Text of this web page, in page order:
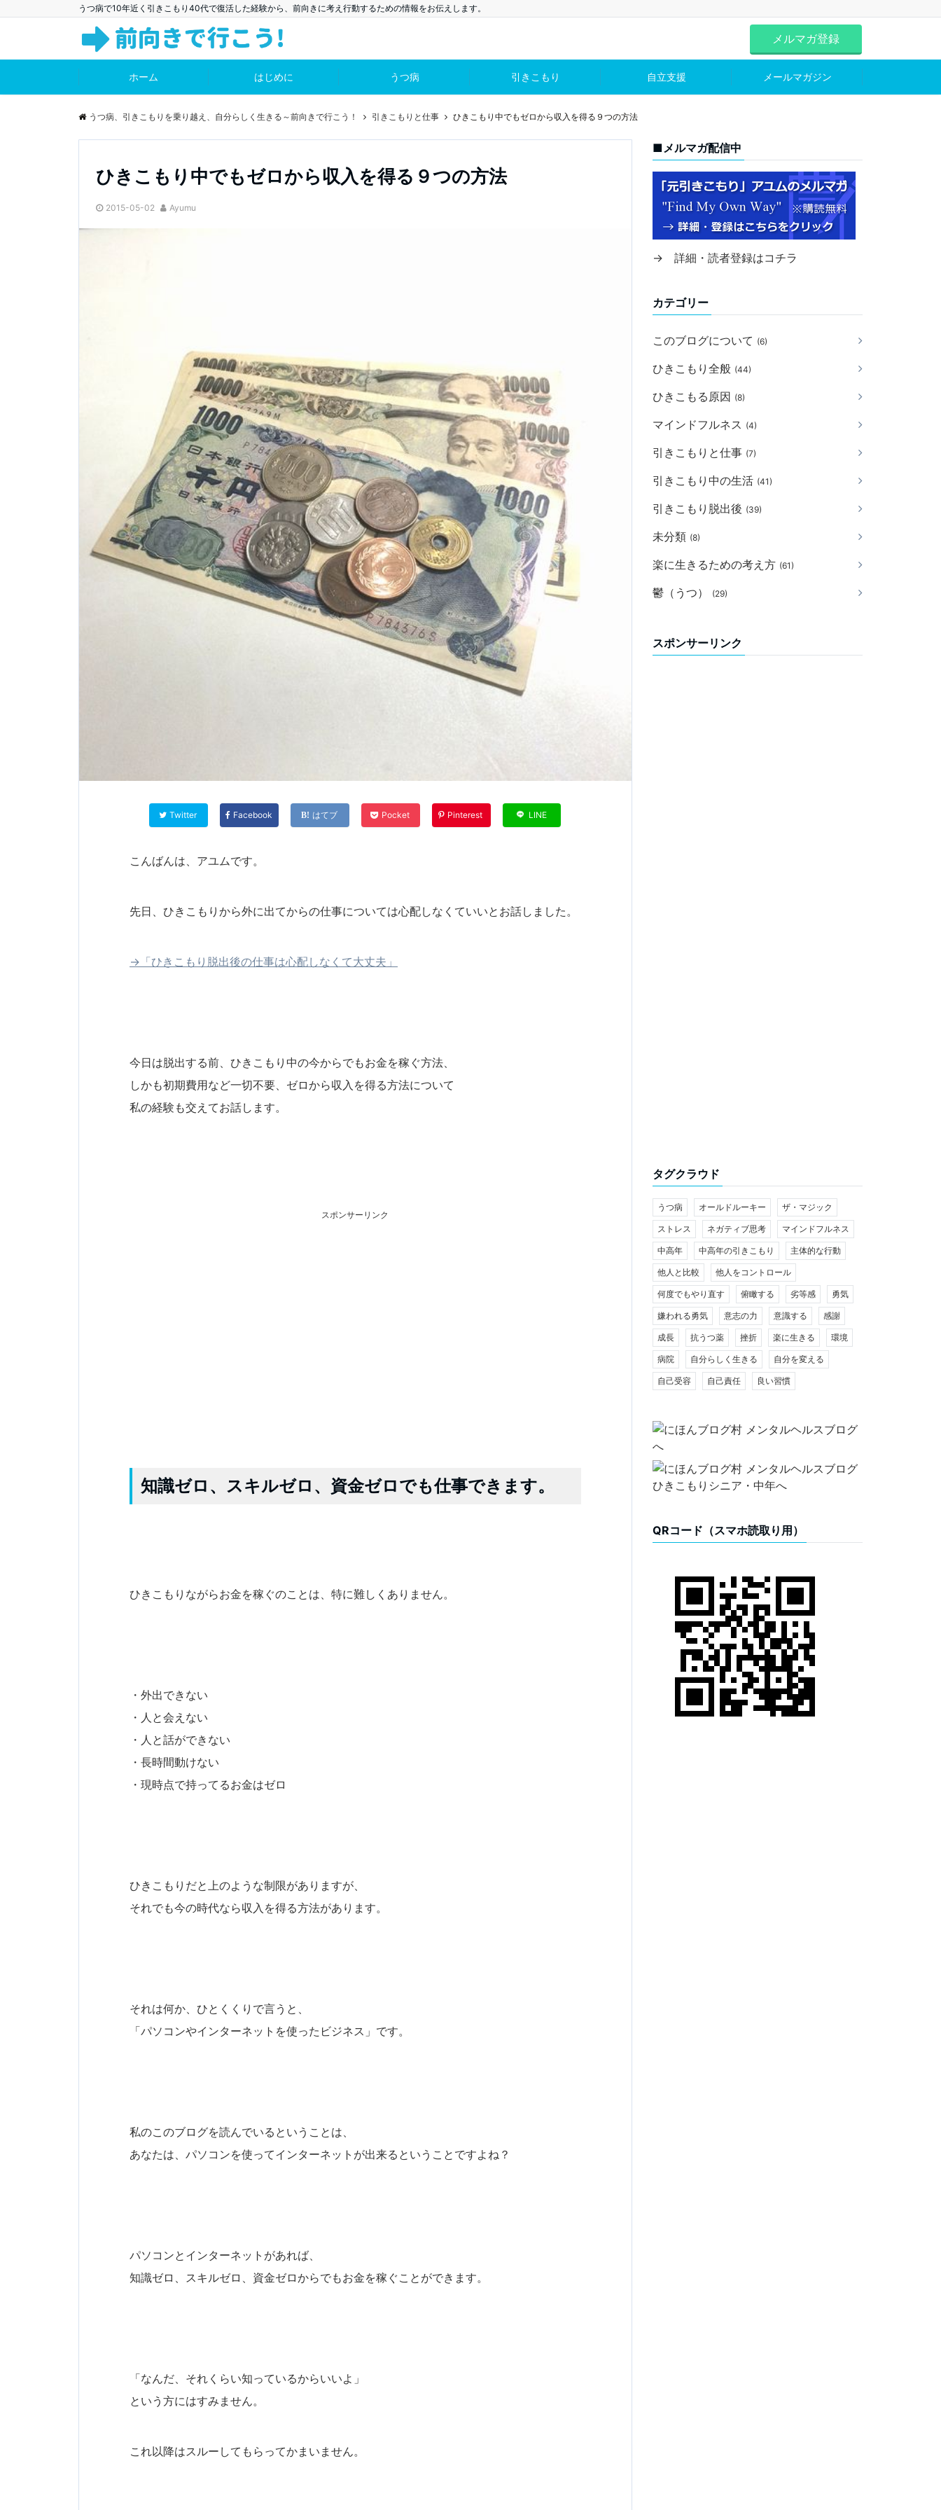
うつ病で10年近く引きこもり40代で復活した経験から、前向きに考え行動するための情報をお伝えします。
メルマガ登録
ホーム はじめに うつ病 引きこもり 自立支援 メールマガジン
うつ病、引きこもりを乗り越え、自分らしく生きる～前向きで行こう！ 引きこもりと仕事 ひきこもり中でもゼロから収入を得る９つの方法
ひきこもり中でもゼロから収入を得る９つの方法
2015-05-02 Ayumu
Twitter Facebook はてブ Pocket Pinterest LINE
こんばんは、アユムです。
先日、ひきこもりから外に出てからの仕事については心配しなくていいとお話しました。
→「ひきこもり脱出後の仕事は心配しなくて大丈夫」
今日は脱出する前、ひきこもり中の今からでもお金を稼ぐ方法、
しかも初期費用など一切不要、ゼロから収入を得る方法について
私の経験も交えてお話します。
スポンサーリンク
知識ゼロ、スキルゼロ、資金ゼロでも仕事できます。
ひきこもりながらお金を稼ぐのことは、特に難しくありません。
・外出できない
・人と会えない
・人と話ができない
・長時間動けない
・現時点で持ってるお金はゼロ
ひきこもりだと上のような制限がありますが、
それでも今の時代なら収入を得る方法があります。
それは何か、ひとくくりで言うと、
「パソコンやインターネットを使ったビジネス」です。
私のこのブログを読んでいるということは、
あなたは、パソコンを使ってインターネットが出来るということですよね？
パソコンとインターネットがあれば、
知識ゼロ、スキルゼロ、資金ゼロからでもお金を稼ぐことができます。
「なんだ、それくらい知っているからいいよ」
という方にはすみません。
これ以降はスルーしてもらってかまいません。
■メルマガ配信中
→ 詳細・読者登録はコチラ
カテゴリー
このブログについて (6)
ひきこもり全般 (44)
ひきこもる原因 (8)
マインドフルネス (4)
引きこもりと仕事 (7)
引きこもり中の生活 (41)
引きこもり脱出後 (39)
未分類 (8)
楽に生きるための考え方 (61)
鬱（うつ） (29)
スポンサーリンク
タグクラウド
うつ病 オールドルーキー ザ・マジック
ストレス ネガティブ思考 マインドフルネス
中高年 中高年の引きこもり 主体的な行動
他人と比較 他人をコントロール
何度でもやり直す 俯瞰する 劣等感 勇気
嫌われる勇気 意志の力 意識する 感謝
成長 抗うつ薬 挫折 楽に生きる 環境
病院 自分らしく生きる 自分を変える
自己受容 自己責任 良い習慣
QRコード（スマホ読取り用）